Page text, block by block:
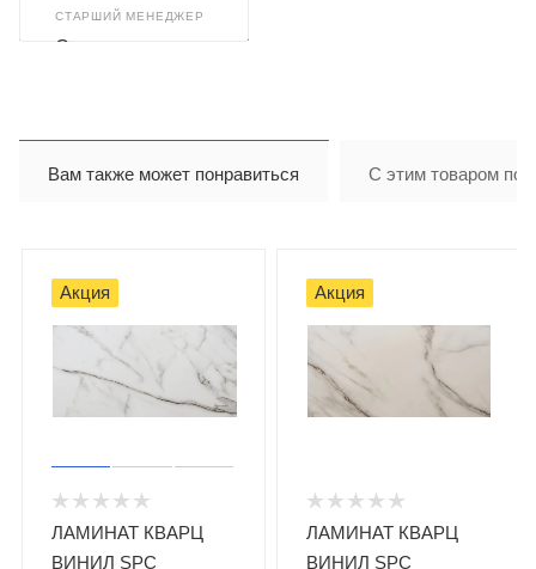
СТАРШИЙ МЕНЕДЖЕР
Светлана
Вам также может понравиться С этим товаром
Акция
ЛАМИНАТ КВАРЦ
ВИНИЛ SPC
Акция
ЛАМИНАТ КВАРЦ
ВИНИЛ SPC